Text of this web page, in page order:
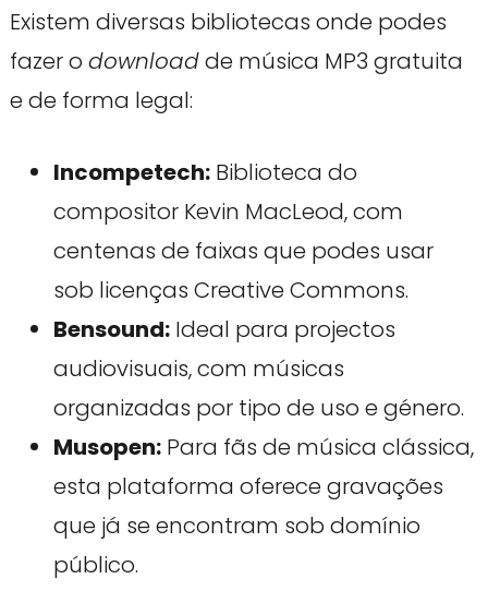
Existem diversas bibliotecas onde podes
fazer o downloadde música MP3 gratuita
e de forma legal:
Incompetech:Biblioteca do
compositor Kevin MacLeod, com
centenas de faixas que podes usar
sob licenças Creative Commons.
Bensound:Ideal para projectos
audiovisuais, com músicas
organizadas por tipo de uso e género.
Musopen:Para fãs de música clássica,
esta plataforma oferece gravações
que já se encontram sob domínio
público.